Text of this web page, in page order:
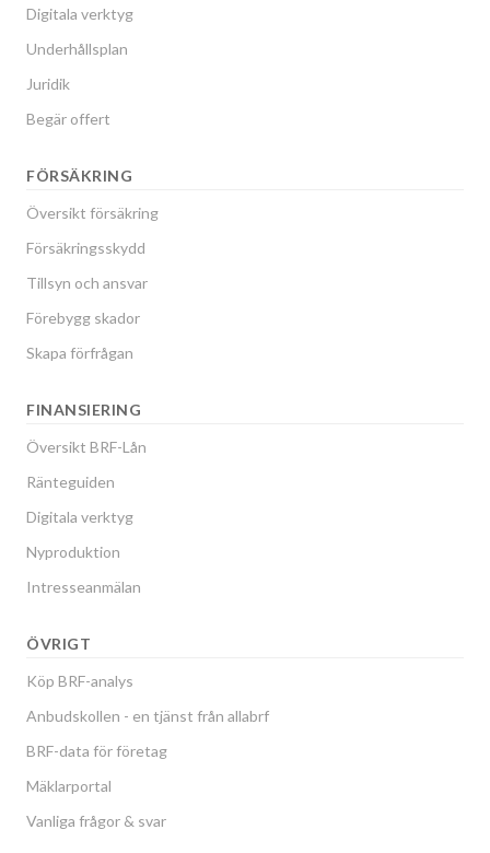
Digitala verktyg
Underhållsplan
Juridik
Begär offert
FÖRSÄKRING
Översikt försäkring
Försäkringsskydd
Tillsyn och ansvar
Förebygg skador
Skapa förfrågan
FINANSIERING
Översikt BRF-Lån
Ränteguiden
Digitala verktyg
Nyproduktion
Intresseanmälan
ÖVRIGT
Köp BRF-analys
Anbudskollen - en tjänst från allabrf
BRF-data för företag
Mäklarportal
Vanliga frågor & svar